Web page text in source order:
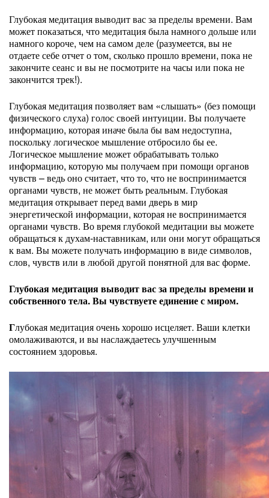
Глубокая медитация выводит вас за пределы времени. Вам
может показаться, что медитация была намного дольше или
намного короче, чем на самом деле (разумеется, вы не
отдаете себе отчет о том, сколько прошло времени, пока не
закончите сеанс и вы не посмотрите на часы или пока не
закончится трек!).
Глубокая медитация позволяет вам «слышать» (без помощи
физического слуха) голос своей интуиции. Вы получаете
информацию, которая иначе была бы вам недоступна,
поскольку логическое мышление отбросило бы ее.
Логическое мышление может обрабатывать только
информацию, которую мы получаем при помощи органов
чувств – ведь оно считает, что то, что не воспринимается
органами чувств, не может быть реальным. Глубокая
медитация открывает перед вами дверь в мир
энергетической информации, которая не воспринимается
органами чувств. Во время глубокой медитации вы можете
обращаться к духам-наставникам, или они могут обращаться
к вам. Вы можете получать информацию в виде символов,
слов, чувств или в любой другой понятной для вас форме.
Глубокая медитация выводит вас за пределы времени и
собственного тела. Вы чувствуете единение с миром.
Глубокая медитация очень хорошо исцеляет. Ваши клетки
омолаживаются, и вы наслаждаетесь улучшенным
состоянием здоровья.